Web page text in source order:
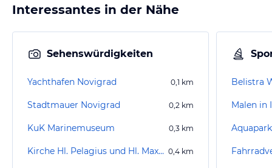
Interessantes in der Nähe
Sehenswürdigkeiten
Yachthafen Novigrad 0,1 km
Stadtmauer Novigrad 0,2 km
KuK Marinemuseum 0,3 km
Kirche Hl. Pelagius und Hl. Maximus 0,4 km
Belistra
Malen in